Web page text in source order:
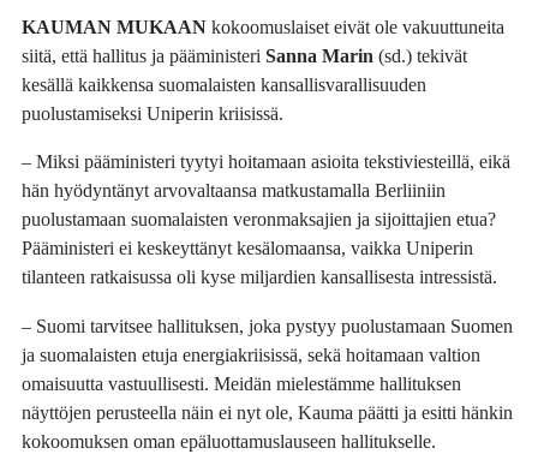
KAUMAN MUKAAN kokoomuslaiset eivät ole vakuuttuneita
siitä, että hallitus ja pääministeriSanna Marin (sd.) tekivät
kesällä kaikkensa suomalaisten kansallisvarallisuuden
puolustamiseksi Uniperin kriisissä.
– Miksi pääministeri tyytyi hoitamaan asioita tekstiviesteillä, eikä
hän hyödyntänyt arvovaltaansa matkustamalla Berliiniin
puolustamaan suomalaisten veronmaksajien ja sijoittajien etua?
Pääministeri ei keskeyttänyt kesälomaansa, vaikka Uniperin
tilanteen ratkaisussa oli kyse miljardien kansallisesta intressistä.
– Suomi tarvitsee hallituksen, joka pystyy puolustamaan Suomen
ja suomalaisten etuja energiakriisissä, sekä hoitamaan valtion
omaisuutta vastuullisesti. Meidän mielestämme hallituksen
näyttöjen perusteella näin ei nyt ole, Kauma päätti ja esitti hänkin
kokoomuksen oman epäluottamuslauseen hallitukselle.